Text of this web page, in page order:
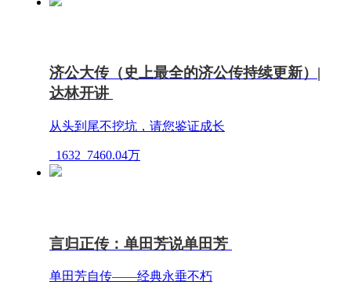
济公大传（史上最全的济公传持续更新）|
达林开讲
从头到尾不挖坑，请您鉴证成长
1632 7460.04万
言归正传：单田芳说单田芳
单田芳自传——经典永垂不朽